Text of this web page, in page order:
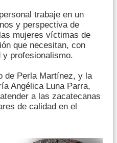
trabaje en un
y perspectiva de
mujeres víctimas de
que necesitan, con
y profesionalismo.
de Perla Martínez, y la
Angélica Luna Parra,
a las zacatecanas
de calidad en el